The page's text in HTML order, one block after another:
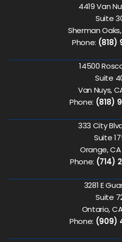
4419 Van
Suite
Sherman
Phone: (818)
14500
Suite
Van Nuys,
Phone: (818)
333 City
Suite
Orange,
Phone: (714)
3281 E
Suite
Ontario, CA
Phone: (909)